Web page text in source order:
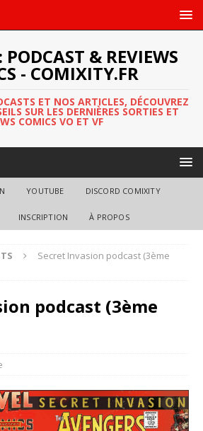
& REVIEWS
- COMIXITY.FR
ET NOS ARTICLES, DÉCOUVREZ
SUR LES DERNIÈRES SORTIES ET
COMICS VO ET VF
YOUTUBE DISCORD COMIXITY
INSCRIPTION À PROPOS
Secret Invasion podcast (3ème
podcast (3ème